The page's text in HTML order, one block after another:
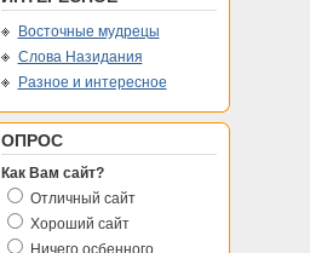
Восточные мудрецы
Слова Назидания
Разное и интересное
ОПРОС
Как Вам сайт?
Отличный сайт
Хороший сайт
Ничего осбенного